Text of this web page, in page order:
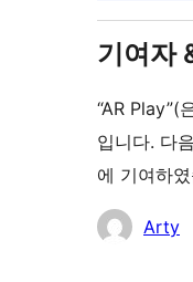
기여자
“AR Play”(
입니다. 다
에 기여하
기
Arty